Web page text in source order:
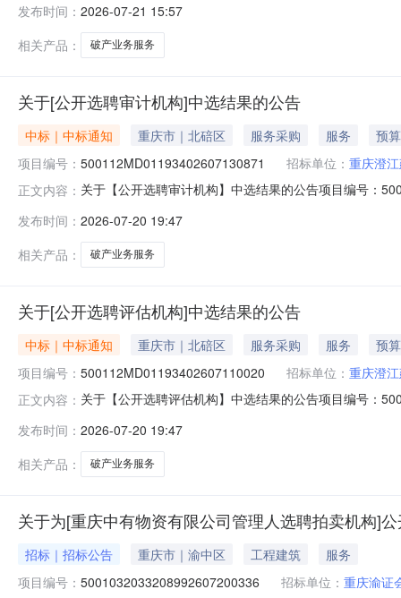
取【破产业务服务】机构的公告项目名称重庆长风生物
发布时间： 2026-07-21 15:57
相关产品：
破产业务服务
关于[公开选聘审计机构]中选结果的公告
中标｜中标通知 重庆市｜北碚区 服务采购 服务
预
项目编号： 500112MD01193402607130871 招标单位： 重庆澄
正文内容： 关于【公开选聘审计机构】中选结果的公告项目编号：
渝05破410号所需服务类型破产业务服务服务金额￥0元
中发生的其
发布时间： 2026-07-20 19:47
相关产品：
破产业务服务
关于[公开选聘评估机构]中选结果的公告
中标｜中标通知 重庆市｜北碚区 服务采购 服务
预
项目编号： 500112MD01193402607110020 招标单位： 重庆澄
正文内容： 关于【公开选聘评估机构】中选结果的公告项目编号：
（2025）渝05破410号所需服务类型破产业务服务服务
员食宿以及项目实
发布时间： 2026-07-20 19:47
相关产品：
破产业务服务
关于为[重庆中有物资有限公司管理人选聘拍卖机构]
招标｜招标公告 重庆市｜渝中区 工程建筑
服务
项目编号： 5001032033208992607200336 招标单位： 重庆渝证